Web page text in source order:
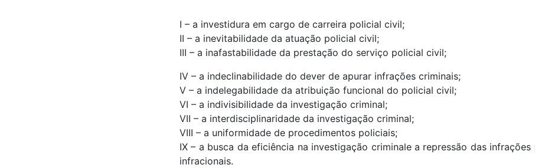
I – a investidura em cargo de carreira policial civil;
II – a inevitabilidade da atuação policial civil;
III – a inafastabilidade da prestação do serviço policial civil;
IV – a indeclinabilidade do dever de apurar infrações criminais;
V – a indelegabilidade da atribuição funcional do policial civil;
VI – a indivisibilidade da investigação criminal;
VII – a interdisciplinaridade da investigação criminal;
VIII – a uniformidade de procedimentos policiais;
IX – a busca da eficiência na investigação criminale a repressão das
infracionais.